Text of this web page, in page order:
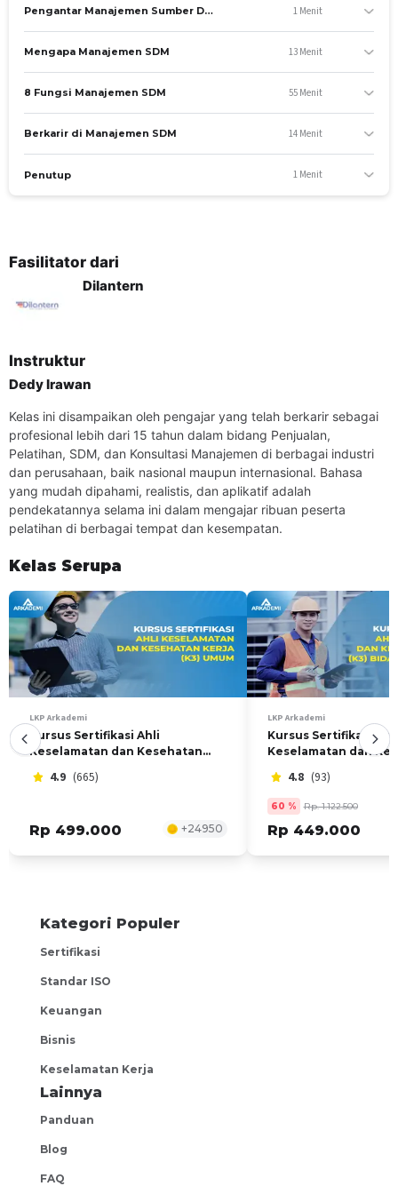
Kompetensi yang dinilai
Materi yang diajar
Sourcing of Manpower
Training Development
Kompetensi yang dinilai
Career Management
SESI KONSULTASI
Setiap Sabtu, Jam 09:00 - 10.00 bersama Dedy Irawan
Pelatihan ini dapat diikuti oleh peserta yang sudah pernah
belajar mengenai bidang management SDM sebelumnya,
[sc name="peluangkom"]
Pelatihan ini ditujukan untuk pekerja kantoran di bidang HRD
yang sering berhubungan dengan SDM.
Pengantar Manajemen Sumber Daya Manusia 1 Menit
Mengapa Manajemen SDM 13 Menit
8 Fungsi Manajemen SDM 55 Menit
Berkarir di Manajemen SDM 14 Menit
Penutup 1 Menit
Fasilitator dari
Dilantern
Instruktur
Dedy Irawan
Kelas ini disampaikan oleh pengajar yang telah berkarir sebagai
profesional lebih dari 15 tahun dalam bidang Penjualan,
Pelatihan, SDM, dan Konsultasi Manajemen di berbagai industri
dan perusahaan, baik nasional maupun internasional. Bahasa
yang mudah dipahami, realistis, dan aplikatif adalah
pendekatannya selama ini dalam mengajar ribuan peserta
pelatihan di berbagai tempat dan kesempatan.
Kelas Serupa
LKP Arkademi
Kursus Sertifikasi Ahli
Keselamatan dan Kesehatan
4.9 (665)
Rp 499.000 +24950
LKP Arkademi
Kursus Sertifikasi Ahli
Keselamatan dan
4.8 (93)
60 % Rp. 1.122.500
Rp 449.000
Kategori Populer
Sertifikasi
Standar ISO
Keuangan
Bisnis
Keselamatan Kerja
Lainnya
Panduan
Blog
FAQ